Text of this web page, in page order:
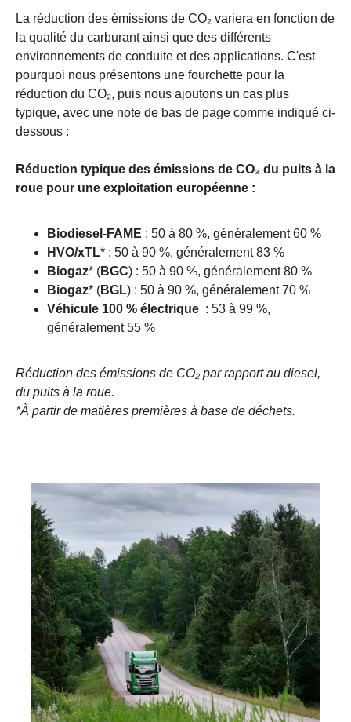
La réduction des émissions de CO₂ variera en fonction de
la qualité du carburant ainsi que des différents
environnements de conduite et des applications. C'est
pourquoi nous présentons une fourchette pour la
réduction du CO₂, puis nous ajoutons un cas plus
typique, avec une note de bas de page comme indiqué ci-
dessous :
Réduction typique des émissions de CO₂ du puits à la
roue pour une exploitation européenne :
Biodiesel-FAME : 50 à 80 %, généralement 60 %
HVO/xTL* : 50 à 90 %, généralement 83 %
Biogaz* (BGC) : 50 à 90 %, généralement 80 %
Biogaz* (BGL) : 50 à 90 %, généralement 70 %
Véhicule 100 % électrique : 53 à 99 %,
généralement 55 %
Réduction des émissions de CO₂ par rapport au diesel,
du puits à la roue.
*À partir de matières premières à base de déchets.